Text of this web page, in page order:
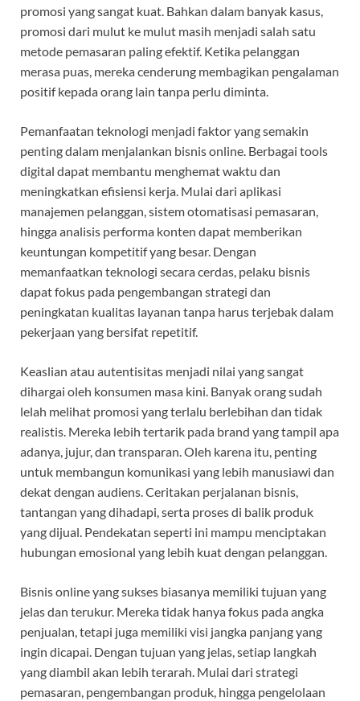
promosi yang sangat kuat. Bahkan dalam banyak kasus,
promosi dari mulut ke mulut masih menjadi salah satu
metode pemasaran paling efektif. Ketika pelanggan
merasa puas, mereka cenderung membagikan pengalaman
positif kepada orang lain tanpa perlu diminta.
Pemanfaatan teknologi menjadi faktor yang semakin
penting dalam menjalankan bisnis online. Berbagai tools
digital dapat membantu menghemat waktu dan
meningkatkan efisiensi kerja. Mulai dari aplikasi
manajemen pelanggan, sistem otomatisasi pemasaran,
hingga analisis performa konten dapat memberikan
keuntungan kompetitif yang besar. Dengan
memanfaatkan teknologi secara cerdas, pelaku bisnis
dapat fokus pada pengembangan strategi dan
peningkatan kualitas layanan tanpa harus terjebak dalam
pekerjaan yang bersifat repetitif.
Keaslian atau autentisitas menjadi nilai yang sangat
dihargai oleh konsumen masa kini. Banyak orang sudah
lelah melihat promosi yang terlalu berlebihan dan tidak
realistis. Mereka lebih tertarik pada brand yang tampil apa
adanya, jujur, dan transparan. Oleh karena itu, penting
untuk membangun komunikasi yang lebih manusiawi dan
dekat dengan audiens. Ceritakan perjalanan bisnis,
tantangan yang dihadapi, serta proses di balik produk
yang dijual. Pendekatan seperti ini mampu menciptakan
hubungan emosional yang lebih kuat dengan pelanggan.
Bisnis online yang sukses biasanya memiliki tujuan yang
jelas dan terukur. Mereka tidak hanya fokus pada angka
penjualan, tetapi juga memiliki visi jangka panjang yang
ingin dicapai. Dengan tujuan yang jelas, setiap langkah
yang diambil akan lebih terarah. Mulai dari strategi
pemasaran, pengembangan produk, hingga pengelolaan